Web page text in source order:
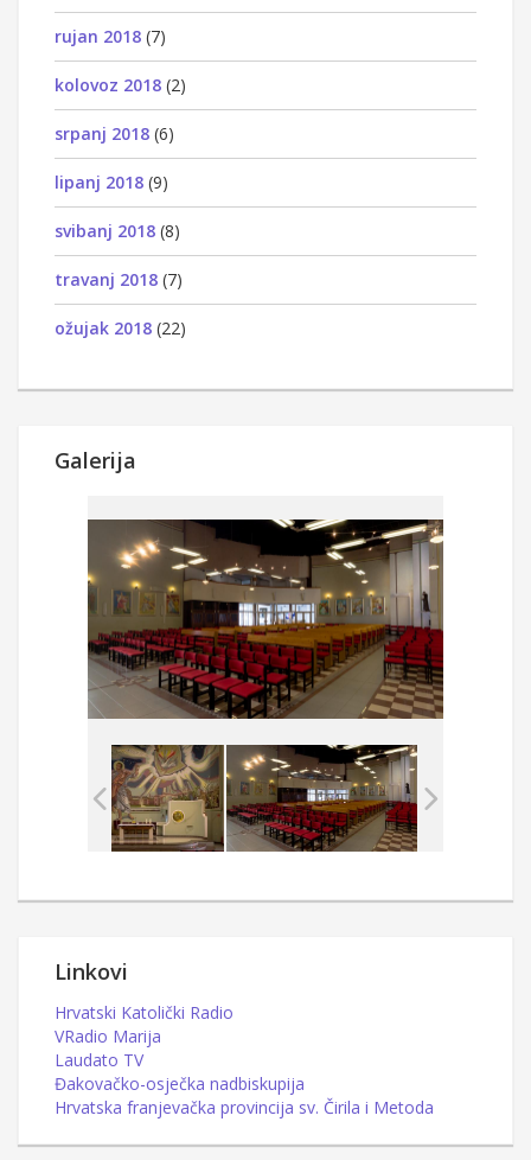
rujan 2018 (7)
kolovoz 2018 (2)
srpanj 2018 (6)
lipanj 2018 (9)
svibanj 2018 (8)
travanj 2018 (7)
ožujak 2018 (22)
Galerija
Linkovi
Hrvatski Katolički Radio
VRadio Marija
Laudato TV
Đakovačko-osječka nadbiskupija
Hrvatska franjevačka provincija sv. Čirila i Metoda